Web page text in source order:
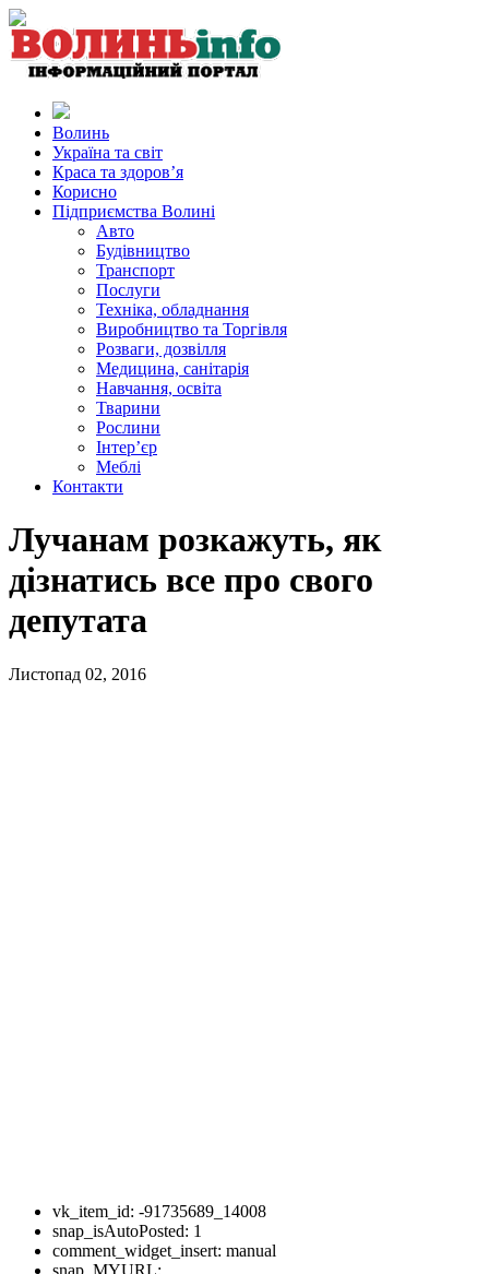
Волинь
Україна та світ
Краса та здоров’я
Корисно
Підприємства Волині
Авто
Будівництво
Транспорт
Послуги
Техніка, обладнання
Виробництво та Торгівля
Розваги, дозвілля
Медицина, санітарія
Навчання, освіта
Тварини
Рослини
Інтер’єр
Меблі
Контакти
Лучанам розкажуть, як
дізнатись все про свого
депутата
Листопад 02, 2016
vk_item_id: -91735689_14008
snap_isAutoPosted: 1
comment_widget_insert: manual
snap_MYURL: